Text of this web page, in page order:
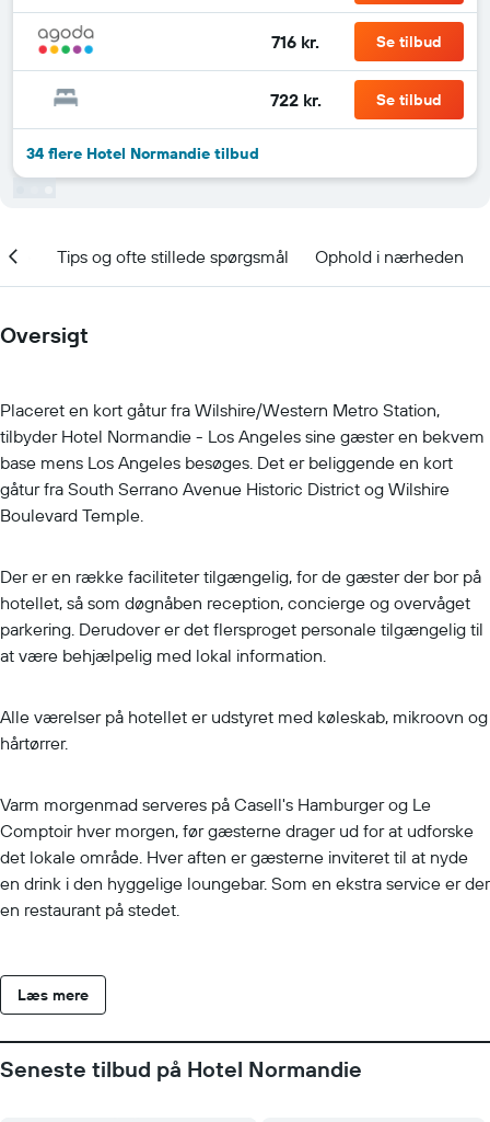
716 kr. Se tilbud
722 kr. Se tilbud
34 flere Hotel Normandie tilbud
Tips og ofte stillede spørgsmål Ophold i nærheden
Oversigt
Placeret en kort gåtur fra Wilshire/Western Metro Station,
tilbyder Hotel Normandie - Los Angeles sine gæster en bekvem
base mens Los Angeles besøges. Det er beliggende en kort
gåtur fra South Serrano Avenue Historic District og Wilshire
Boulevard Temple.
Der er en række faciliteter tilgængelig, for de gæster der bor på
hotellet, så som døgnåben reception, concierge og overvåget
parkering. Derudover er det flersproget personale tilgængelig til
at være behjælpelig med lokal information.
Alle værelser på hotellet er udstyret med køleskab, mikroovn og
hårtørrer.
Varm morgenmad serveres på Casell's Hamburger og Le
Comptoir hver morgen, før gæsterne drager ud for at udforske
det lokale område. Hver aften er gæsterne inviteret til at nyde
en drink i den hyggelige loungebar. Som en ekstra service er der
en restaurant på stedet.
Læs mere
Seneste tilbud på Hotel Normandie